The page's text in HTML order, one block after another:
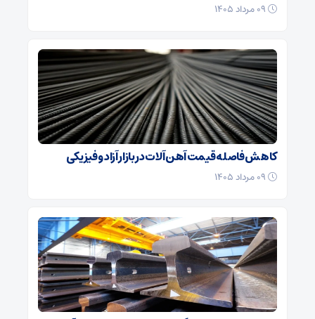
کاهش فاصله قیمت آهن آلات در بازار آزاد و فیزیکی